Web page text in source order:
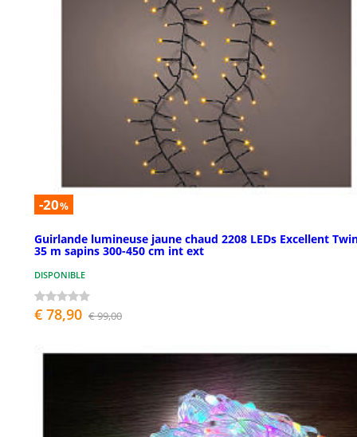
-20%
Guirlande lumineuse jaune chaud 2208 LEDs Excellent
35 m sapins 300-450 cm int ext
DISPONIBLE
€ 78,90 € 99,00